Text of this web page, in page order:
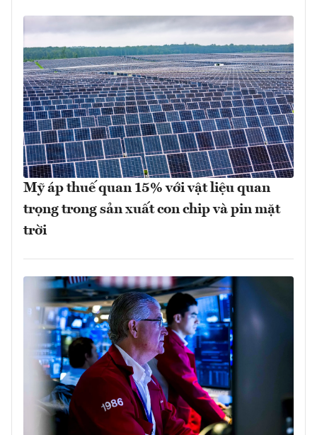
Mỹ áp thuế quan 15% với vật liệu quan
trọng trong sản xuất con chip và pin mặt
trời